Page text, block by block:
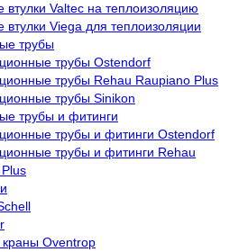
Valtec на теплоизоляцию
Viega для теплоизоляции
трубы
трубы Ostendorf
трубы Rehau Raupiano Plus
трубы Sinikon
трубы и фитинги
трубы и фитинги Ostendorf
трубы и фитинги Rehau
Oventrop